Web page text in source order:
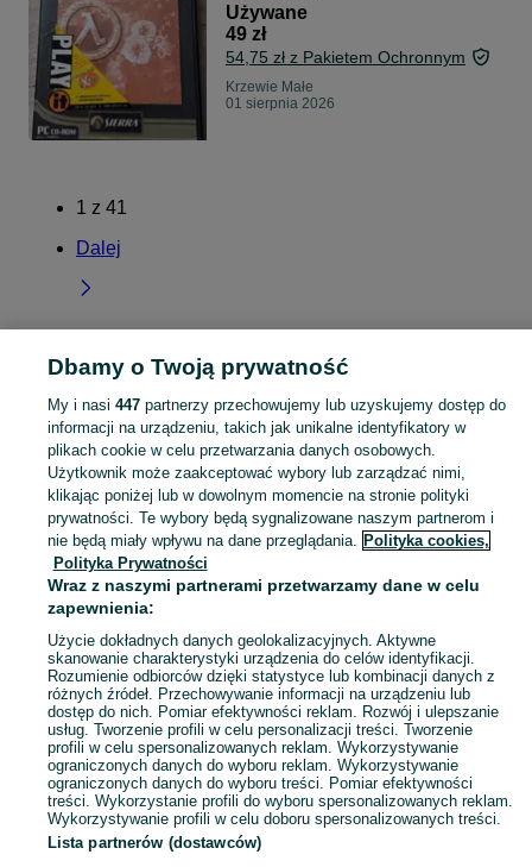
Używane
49 zł
54,75 zł z Pakietem Ochronnym
Krzewie Małe
01 sierpnia 2026
1 z 41
Dalej
Strona główna Dolnośląskie Krzewie Małe
KATEGORIA
Skorzystaj z największego serwisu ogłoszeniowego - Krzewie Małe i okolice! Kupuj to, czego pragniesz i sprzedawaj to, czego już nie potrzebujesz! Zobacz
Mapa kategorii
Mapa miejscowości
Mapa ministron
Popularne wyszukiwania
Dbamy o Twoją prywatność
My i nasi 447partnerzy przechowujemy lub uzyskujemy dostęp do
informacji na urządzeniu, takich jak unikalne identyfikatory w
plikach cookie w celu przetwarzania danych osobowych.
Użytkownik może zaakceptować wybory lub zarządzać nimi,
klikając poniżej lub w dowolnym momencie na stronie polityki
prywatności. Te wybory będą sygnalizowane naszym partnerom i
nie będą miały wpływu na dane przeglądania. Polityka cookies,
Polityka Prywatności
Wraz z naszymi partnerami przetwarzamy dane w celu
zapewnienia:
Użycie dokładnych danych geolokalizacyjnych. Aktywne
skanowanie charakterystyki urządzenia do celów identyfikacji.
Rozumienie odbiorców dzięki statystyce lub kombinacji danych z
różnych źródeł. Przechowywanie informacji na urządzeniu lub
dostęp do nich. Pomiar efektywności reklam. Rozwój i ulepszanie
usług. Tworzenie profili w celu personalizacji treści. Tworzenie
profili w celu spersonalizowanych reklam. Wykorzystywanie
ograniczonych danych do wyboru reklam. Wykorzystywanie
ograniczonych danych do wyboru treści. Pomiar efektywności
treści. Wykorzystanie profili do wyboru spersonalizowanych reklam.
Wykorzystywanie profili w celu doboru spersonalizowanych treści.
Lista partnerów (dostawców)